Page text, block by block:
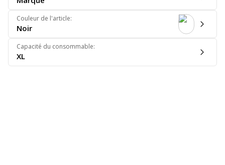
Couleur de l'article:
Noir
Capacité du consommable:
XL